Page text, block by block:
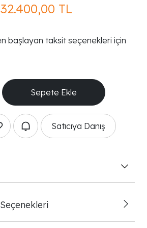
32.400,00 TL
başlayan taksit seçenekleri için
Satıcıya Danış